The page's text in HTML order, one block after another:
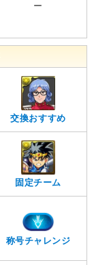
ー
交換おすすめ
固定チーム
称号チャレンジ